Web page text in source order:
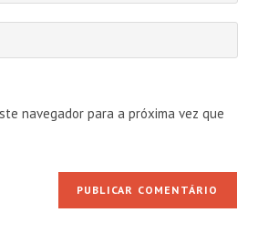
navegador para a próxima vez que